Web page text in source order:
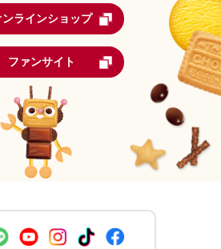
ンラインショップ
ファンサイト